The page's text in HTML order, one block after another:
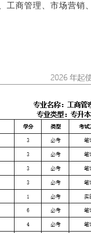
工商管理、市场营销